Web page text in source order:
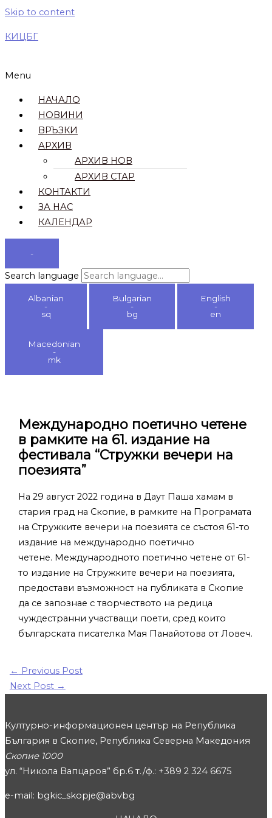
Skip to content
КИЦБГ
Menu
НАЧАЛО
НОВИНИ
ВРЪЗКИ​
АРХИВ
АРХИВ НОВ
АРХИВ СТАР
КОНТАКТИ
ЗА НАС
КАЛЕНДАР
-
Search language
Albanian
-
sq
Bulgarian
-
bg
English
-
en
Macedonian
-
mk
Международно поетично четене
в рамките на 61. издание на
фестивала “Стружки вечери на
поезията”
На 29 август 2022 година в Даут Паша хамам в
стария град на Скопие, в рамките на Програмата
на Стружките вечери на поезията се състоя 61-то
издание на международно поетично
четене. Международното поетично четене от 61-
то издание на Стружките вечери на поезията,
предостави възможност на публиката в Скопие
да се запознае с творчеството на редица
чуждестранни участващи поети, сред които
българската писателка Мая Панайотова от Ловеч.
← Previous Post
Next Post →
Културно-информационен център на Република
България в Скопие, Република Северна Македония
Скопие 1000
ул. “Никола Вапцаров” бр.6 т./ф.: +389 2 324 6675
e-mail: bgkic_skopje@abvbg